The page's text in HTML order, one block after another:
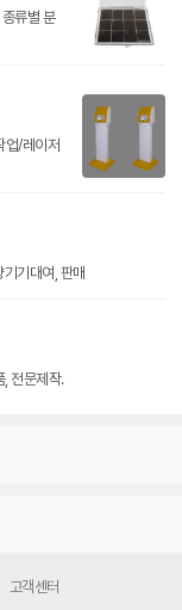
류별 분
업/레이저
기대여, 판매
, 전문제작.
고객센터